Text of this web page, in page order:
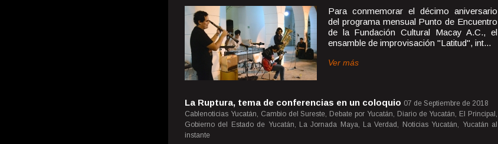
Para conmemorar el décimo aniversario
del programa mensual Punto de Encuentro
de la Fundación Cultural Macay A.C., el
ensamble de improvisación "Latitud", int...
Ver más
La Ruptura, tema de conferencias en un coloquio 07 de Septiembre de 2018
Cablenoticias Yucatán, Cambio del Sureste, Debate por Yucatán, Diario de Yucatán, El Principal,
Gobierno del Estado de Yucatán, La Jornada Maya, La Verdad, Noticias Yucatán, Yucatán al
instante